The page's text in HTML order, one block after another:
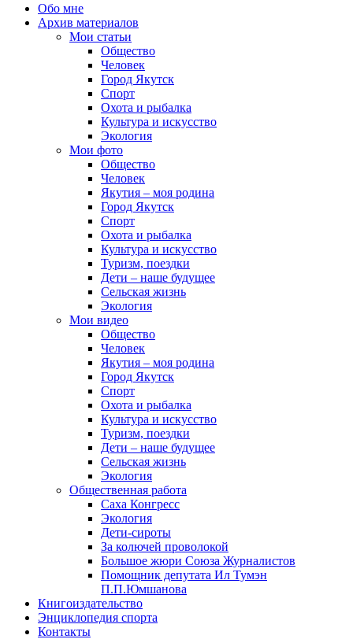
Обо мне
Архив материалов
Мои статьи
Общество
Человек
Город Якутск
Спорт
Охота и рыбалка
Культура и искусство
Экология
Мои фото
Общество
Человек
Якутия – моя родина
Город Якутск
Спорт
Охота и рыбалка
Культура и искусство
Туризм, поездки
Дети – наше будущее
Сельская жизнь
Экология
Мои видео
Общество
Человек
Якутия – моя родина
Город Якутск
Спорт
Охота и рыбалка
Культура и искусство
Туризм, поездки
Дети – наше будущее
Сельская жизнь
Экология
Общественная работа
Саха Конгресс
Экология
Дети-сироты
За колючей проволокой
Большое жюри Союза Журналистов
Помощник депутата Ил Тумэн
П.П.Юмшанова
Книгоиздательство
Энциклопедия спорта
Контакты